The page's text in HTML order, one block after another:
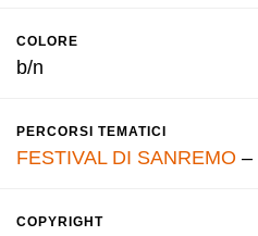
COLORE
b/n
PERCORSI TEMATICI
FESTIVAL DI SANREMO –
COPYRIGHT